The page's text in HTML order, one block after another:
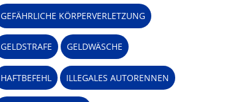
GEFÄHRLICHE KÖRPERVERLETZUNG
GELDSTRAFE GELDWÄSCHE
HAFTBEFEHL ILLEGALES AUTORENNEN